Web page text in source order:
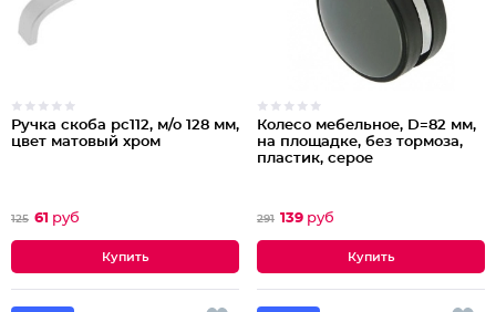
Ручка скоба рс112, м/о 128 мм,
цвет матовый хром
125 61 руб
Колесо мебельное, D=82 мм,
на площадке, без тормоза,
пластик, серое
291 139 руб